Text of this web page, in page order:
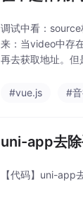
调试中看：
来：当video中存
再去获取地址。
#vue.js
#
uni-app去除
【代码】uni-app